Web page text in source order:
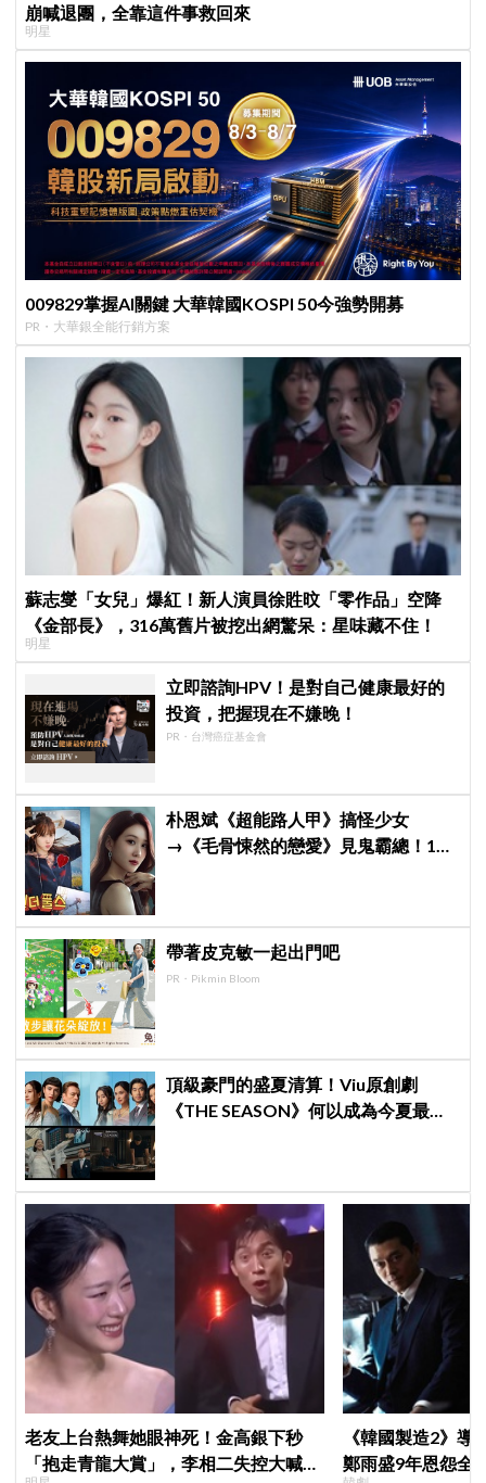
崩喊退團，全靠這件事救回來
明星
009829掌握AI關鍵 大華韓國KOSPI 50今強勢開募
PR・大華銀全能行銷方案
蘇志燮「女兒」爆紅！新人演員徐貹旼「零作品」空降
《金部長》，316萬舊片被挖出網驚呆：星味藏不住！
明星
立即諮詢HPV！是對自己健康最好的
投資，把握現在不嫌晚！
PR・台灣癌症基金會
朴恩斌《超能路人甲》搞怪少女
→《毛骨悚然的戀愛》見鬼霸總！180
帶著皮克敏一起出門吧
PR・Pikmin Bloom
頂級豪門的盛夏清算！Viu原創劇
《THE SEASON》何以成為今夏最不
老友上台熱舞她眼神死！金高銀下秒
「抱走青龍大賞」，李相二失控大喊
《韓國製造2》導
鄭雨盛9年恩怨全